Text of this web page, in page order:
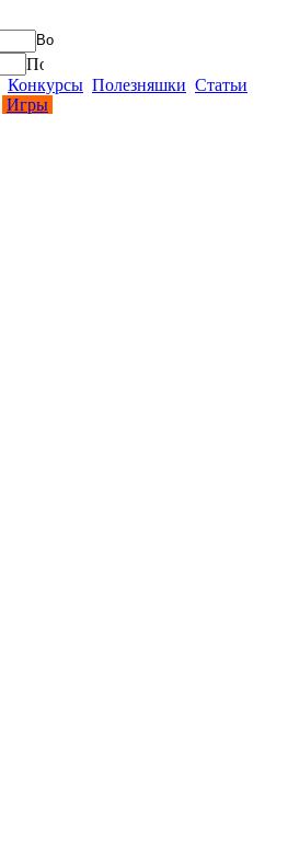
Конкурсы Полезняшки Статьи
Игры